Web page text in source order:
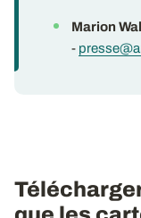
Marion
-